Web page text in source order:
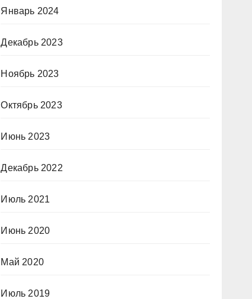
Январь 2024
Декабрь 2023
Ноябрь 2023
Октябрь 2023
Июнь 2023
Декабрь 2022
Июль 2021
Июнь 2020
Май 2020
Июль 2019